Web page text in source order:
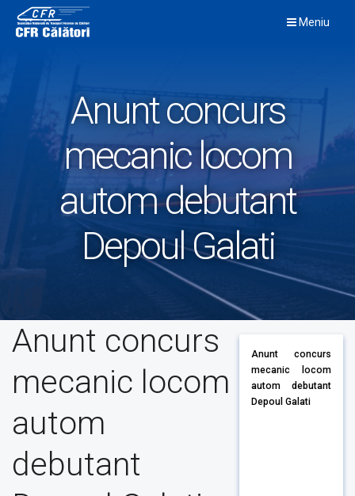
content
Meniu
Anunt concurs
mecanic locom
autom debutant
Depoul Galati
Anunt concurs
mecanic locom
autom
debutant
Anunt concurs
mecanic locom
autom debutant
Depoul Galati